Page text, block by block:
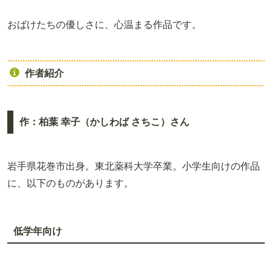
おばけたちの優しさに、心温まる作品です。
作者紹介
作：柏葉 幸子（かしわば さちこ）さん
岩手県花巻市出身。東北薬科大学卒業。小学生向けの作品
に、以下のものがあります。
低学年向け